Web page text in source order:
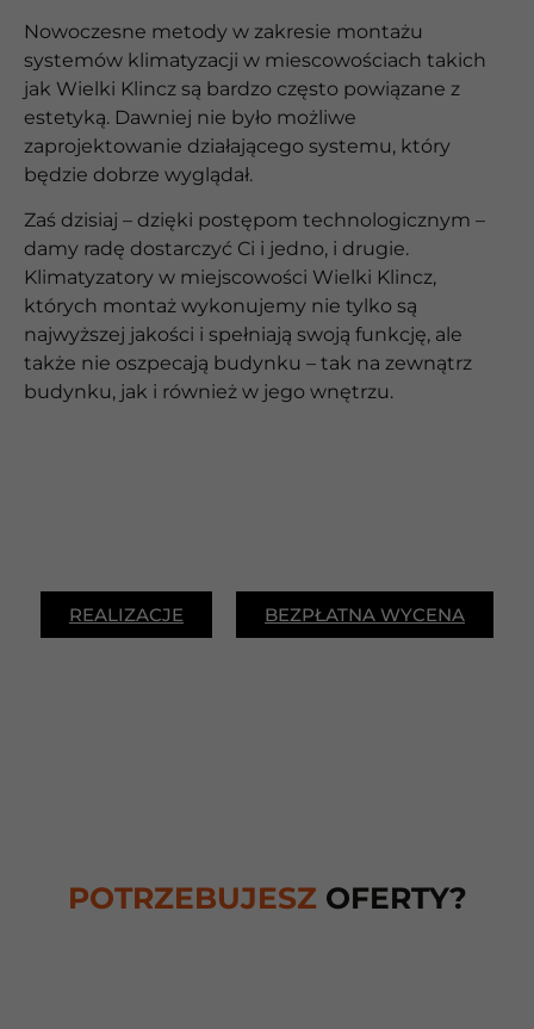
Nowoczesne metody w zakresie montażu
systemów klimatyzacji w miescowościach takich
jak Wielki Klincz są bardzo często powiązane z
estetyką. Dawniej nie było możliwe
zaprojektowanie działającego systemu, który
będzie dobrze wyglądał.
Zaś dzisiaj – dzięki postępom technologicznym –
damy radę dostarczyć Ci i jedno, i drugie.
Klimatyzatory w miejscowości Wielki Klincz,
których montaż wykonujemy nie tylko są
najwyższej jakości i spełniają swoją funkcję, ale
także nie oszpecają budynku – tak na zewnątrz
budynku, jak i również w jego wnętrzu.
REALIZACJE BEZPŁATNA WYCENA
POTRZEBUJESZ OFERTY?